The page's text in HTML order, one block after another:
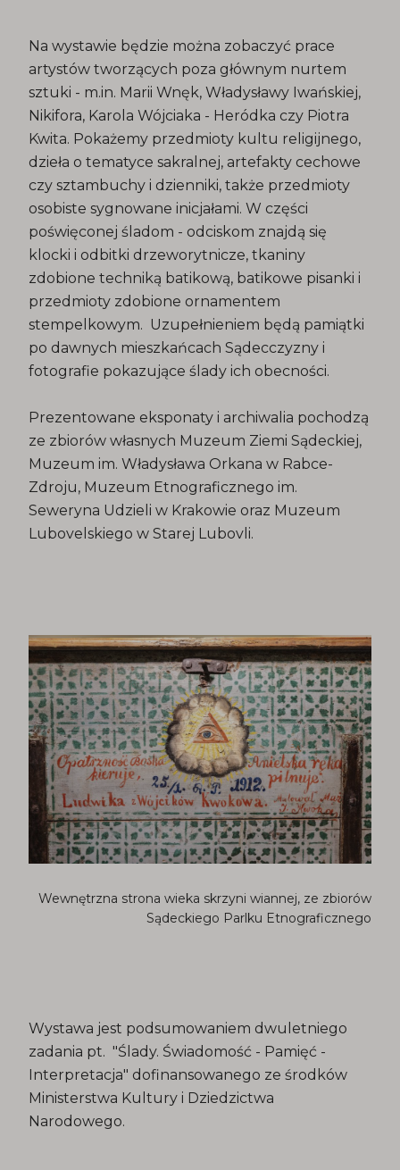
Na wystawie będzie można zobaczyć prace
artystów tworzących poza głównym nurtem
sztuki - m.in. Marii Wnęk, Władysławy Iwańskiej,
Nikifora, Karola Wójciaka - Heródka czy Piotra
Kwita. Pokażemy przedmioty kultu religijnego,
dzieła o tematyce sakralnej, artefakty cechowe
czy sztambuchy i dzienniki, także przedmioty
osobiste sygnowane inicjałami. W części
poświęconej śladom - odciskom znajdą się
klocki i odbitki drzeworytnicze, tkaniny
zdobione techniką batikową, batikowe pisanki i
przedmioty zdobione ornamentem
stempelkowym. Uzupełnieniem będą pamiątki
po dawnych mieszkańcach Sądecczyzny i
fotografie pokazujące ślady ich obecności.
Prezentowane eksponaty i archiwalia pochodzą
ze zbiorów własnych Muzeum Ziemi Sądeckiej,
Muzeum im. Władysława Orkana w Rabce-
Zdroju, Muzeum Etnograficznego im.
Seweryna Udzieli w Krakowie oraz Muzeum
Lubovelskiego w Starej Lubovli.
Wewnętrzna strona wieka skrzyni wiannej, ze zbiorów
Sądeckiego Parlku Etnograficznego
Wystawa jest podsumowaniem dwuletniego
zadania pt. "Ślady. Świadomość - Pamięć -
Interpretacja" dofinansowanego ze środków
Ministerstwa Kultury i Dziedzictwa
Narodowego.